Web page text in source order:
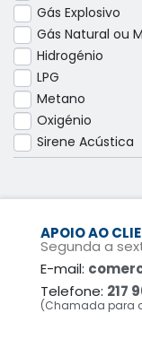
Gás Explosivo
Gás Natural ou
Hidrogénio
LPG
Metano
Oxigénio
Sirene Acústica
APOIO AO
Segunda a
E-mail:
Telefone: 217
(Chamada para